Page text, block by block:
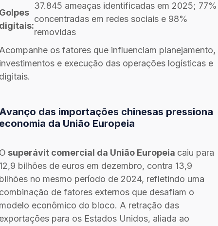
37.845 ameaças identificadas em 2025; 77%
concentradas em redes sociais e 98%
removidas
os fatores que influenciam planejamento,
e execução das operações logísticas e
das importações chinesas pressiona
da União Europeia
superávit comercial da União Europeia caiu para
bilhões de euros em dezembro, contra 13,9
no mesmo período de 2024, refletindo uma
de fatores externos que desafiam o
econômico do bloco. A retração das
para os Estados Unidos, aliada ao